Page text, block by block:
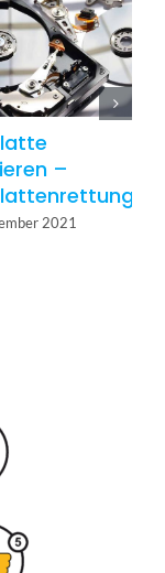
–
2021